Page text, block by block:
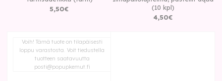
5,50€
(10 kpl)
4,50€
Voih! Tämä tuote on tilapäisesti
loppu varastosta. Voit tiedustella
tuotteen saatavuutta
posti@popupkemut.fi